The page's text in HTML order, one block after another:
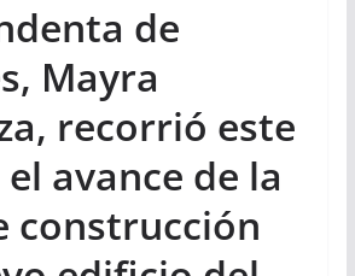
de
Mayra
recorrió este
avance de la
construcción